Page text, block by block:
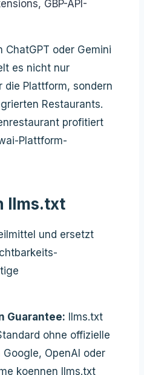
GBP-API-
ChatGPT oder Gemini
es nicht nur
die Plattform, sondern
Restaurants.
profitiert
Plattform-
llms.txt
und ersetzt
Guarantee: llms.txt
ohne offizielle
OpenAI oder
koennen llms.txt